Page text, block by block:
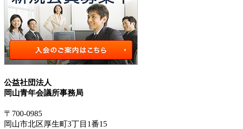
公益社団法人
岡山青年会議所事務局
〒700-0985
岡山市北区厚生町3丁目1番15